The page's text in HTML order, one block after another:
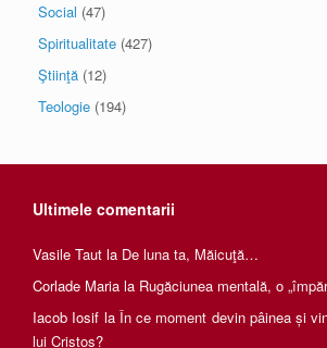
Social (47)
Spiritualitate (427)
Ştiinţă (12)
Teologie (194)
Ultimele comentarii
Vasile Taut la De luna ta, Măicuţă…
Corlade Maria la Rugăciunea mentală, o
Iacob Iosif la În ce moment devin pâinea și
lui Cristos?